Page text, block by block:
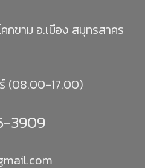
กขาม อ.เมือง สมุทรสาคร
(08.00-17.00)
3909